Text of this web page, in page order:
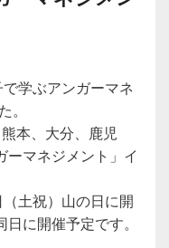
学ぶアンガーマネ
本、大分、鹿児
マネジメント」イ
土祝）山の日に開
に開催予定です。